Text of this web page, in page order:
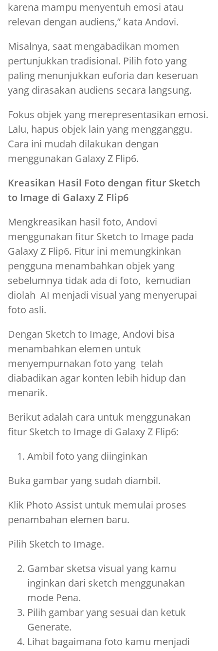
karena mampu menyentuh emosi atau
relevan dengan audiens,” kata Andovi.
Misalnya, saat mengabadikan momen
pertunjukkan tradisional. Pilih foto yang
paling menunjukkan euforia dan keseruan
yang dirasakan audiens secara langsung.
Fokus objek yang merepresentasikan emosi.
Lalu, hapus objek lain yang mengganggu.
Cara ini mudah dilakukan dengan
menggunakan Galaxy Z Flip6.
Kreasikan Hasil Foto dengan fitur Sketch
to Image di Galaxy Z Flip6
Mengkreasikan hasil foto, Andovi
menggunakan fitur Sketch to Image pada
Galaxy Z Flip6. Fitur ini memungkinkan
pengguna menambahkan objek yang
sebelumnya tidak ada di foto, kemudian
diolah AI menjadi visual yang menyerupai
foto asli.
Dengan Sketch to Image, Andovi bisa
menambahkan elemen untuk
menyempurnakan foto yang telah
diabadikan agar konten lebih hidup dan
menarik.
Berikut adalah cara untuk menggunakan
fitur Sketch to Image di Galaxy Z Flip6:
Ambil foto yang diinginkan
Buka gambar yang sudah diambil.
Klik Photo Assist untuk memulai proses
penambahan elemen baru.
Pilih Sketch to Image.
Gambar sketsa visual yang kamu
inginkan dari sketch menggunakan
mode Pena.
Pilih gambar yang sesuai dan ketuk
Generate.
Lihat bagaimana foto kamu menjadi